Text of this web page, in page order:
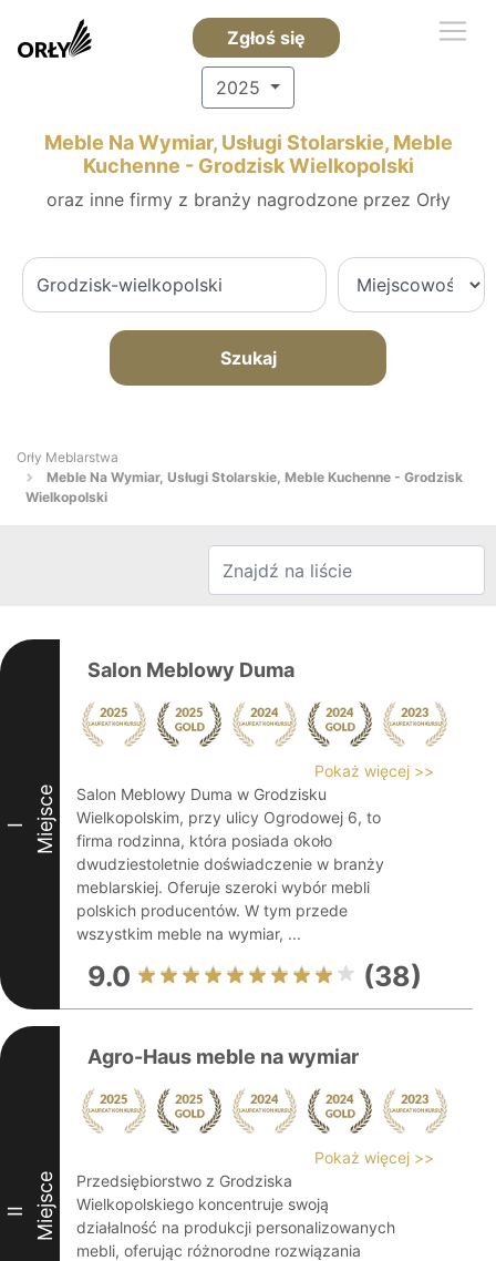
Zgłoś się
2025
Meble Na Wymiar, Usługi Stolarskie, Meble
Kuchenne - Grodzisk Wielkopolski
oraz inne firmy z branży nagrodzone przez Orły
Szukaj
Orły Meblarstwa
Meble Na Wymiar, Usługi Stolarskie, Meble Kuchenne - Grodzisk
Wielkopolski
I Miejsce
Salon Meblowy Duma
Pokaż więcej >>
Salon Meblowy Duma w Grodzisku
Wielkopolskim, przy ulicy Ogrodowej 6, to
firma rodzinna, która posiada około
dwudziestoletnie doświadczenie w branży
meblarskiej. Oferuje szeroki wybór mebli
polskich producentów. W tym przede
wszystkim meble na wymiar, ...
9.0 (38)
II Miejsce
Agro-Haus meble na wymiar
Pokaż więcej >>
Przedsiębiorstwo z Grodziska
Wielkopolskiego koncentruje swoją
działalność na produkcji personalizowanych
mebli, oferując różnorodne rozwiązania